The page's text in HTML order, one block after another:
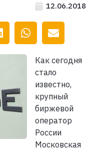
12.06.2018
Как сегодня
стало
известно,
крупный
биржевой
оператор
России
Московская